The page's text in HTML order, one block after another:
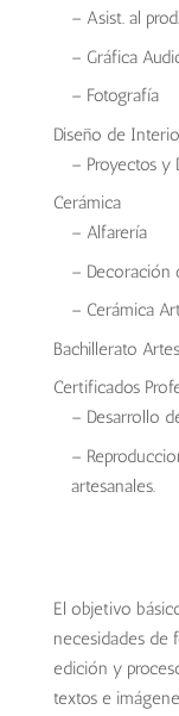
– Asist. al
– Gráfica
– Fotografía
Diseño de
– Proyectos y
Cerámica
– Alfarería
– Decoración
– Cerámica
Bachillerato Artes
Certificados
– Desarrollo
–
artesanales.
El objetivo
necesidades de
edición y
textos e